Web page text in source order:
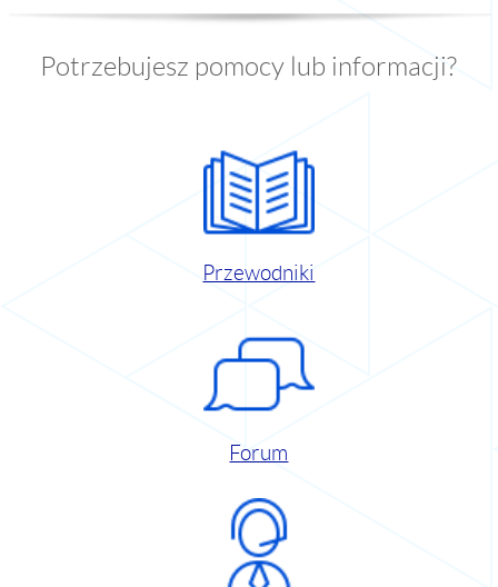
Potrzebujesz pomocy lub informacji?
Przewodniki
Forum